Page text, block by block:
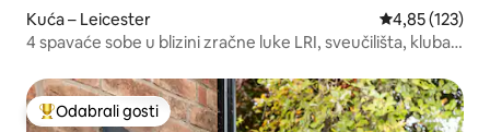
Kuća – Leicester Prosječna
4,85 (123)
4 spavaće sobe u blizini zračne luke LRI, sveučilišta, kluba
Među najviše rangiranima s oznakom „Odabrali gosti”
Odabrali gosti